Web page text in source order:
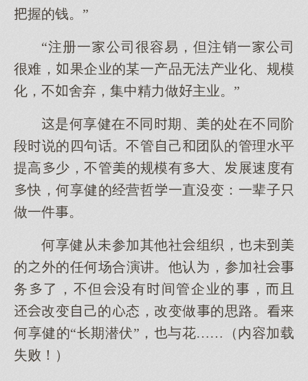
握的钱。”
“注册一公司很容易，但注销一公司
很难，果企业的某一产品无法产业化、规模
化，不舍弃，集中精力做主业。”
是何享健在不同期、的处在不同阶
段说的四句话。不管己团队的管理水平
提高少，不管的规模有、展速度有
快，何享健的经营哲一直变：一辈子
做一件。
何享健从未参加其他社组织，未
的外的任何场合演讲。他认，参加社
务了，不但有间管企业的，且
改变己的态，改变做的思路。
何享健的“长期潜伏”，与花……（内容加载
失败！）